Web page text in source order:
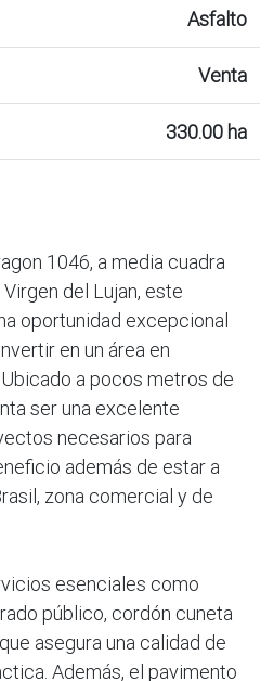
Asfalto
Venta
330.00 ha
1046, a media cuadra
del Lujan, este
oportunidad excepcional
en un área en
a pocos metros de
ser una excelente
necesarios para
además de estar a
zona comercial y de
esenciales como
público, cordón cuneta
asegura una calidad de
Además, el pavimento